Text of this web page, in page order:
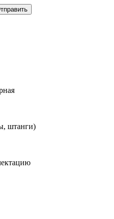
штанги)